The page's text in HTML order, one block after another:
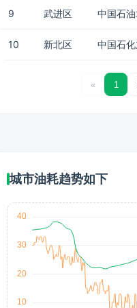
9 武进区 中国石
10 新北区 中国石
« 1
城市油耗趋势如下